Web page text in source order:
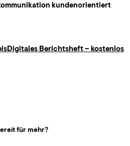
kundenorientiert
Digitales Berichtsheft – kostenlos
für mehr?